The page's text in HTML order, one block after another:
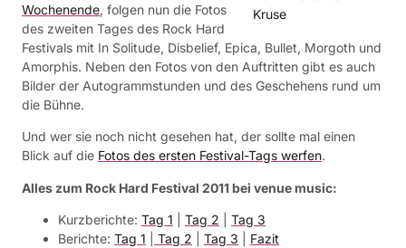
Wochenende, folgen nun die Fotos
des zweiten Tages des Rock Hard
Festivals mit In Solitude, Disbelief, Epica, Bullet, Morgoth und
Amorphis. Neben den Fotos von den Auftritten gibt es auch
Bilder der Autogrammstunden und des Geschehens rund um
die Bühne.
Und wer sie noch nicht gesehen hat, der sollte mal einen
Blick auf die Fotos des ersten Festival-Tags werfen.
Alles zum Rock Hard Festival 2011 bei venue music:
Kurzberichte: Tag 1 Tag 2
Tag 3
Berichte: Tag 1 Tag 2 Tag 3
Fazit